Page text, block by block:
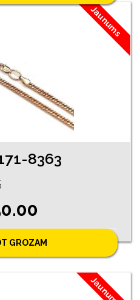
Jaunums
8363
GROZAM
Jaunums